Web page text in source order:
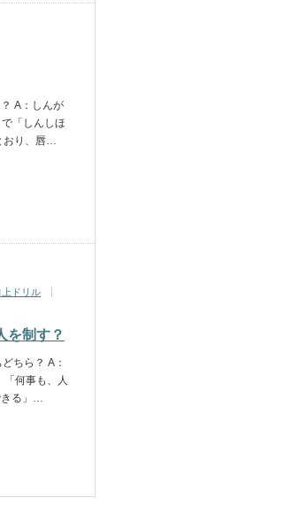
A：しんが
「しんしほ
おり、唇…
ドリル
を制す？
ちら？ A：
「何事も、人
きる」…